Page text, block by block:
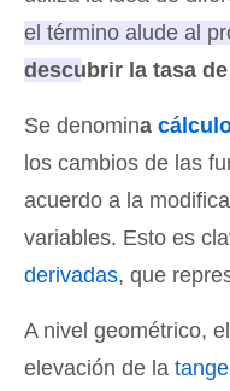
el término alude al
descubrir la tasa
Se denomina
los cambios de las
acuerdo a la
variables. Esto es
derivadas, que
A nivel geométrico,
elevación de la